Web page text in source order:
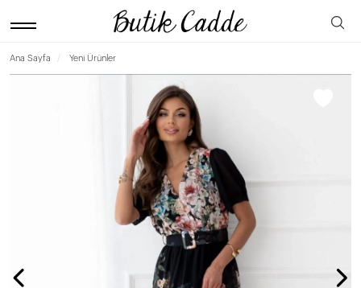
Ana Sayfa Yeni Ürünler